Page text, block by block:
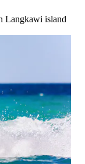
Langkawi island